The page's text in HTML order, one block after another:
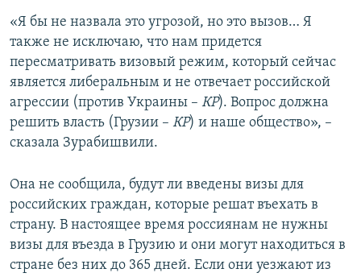
«Я бы не назвала это угрозой, но это вызов… Я
также не исключаю, что нам придется
пересматривать визовый режим, который сейчас
является либеральным и не отвечает российской
агрессии (против Украины – КР). Вопрос должна
решить власть (Грузии – КР) и наше общество», –
сказала Зурабишвили.
Она не сообщила, будут ли введены визы для
российских граждан, которые решат въехать в
страну. В настоящее время россиянам не нужны
визы для въезда в Грузию и они могут находиться в
стране без них до 365 дней. Если они уезжают из